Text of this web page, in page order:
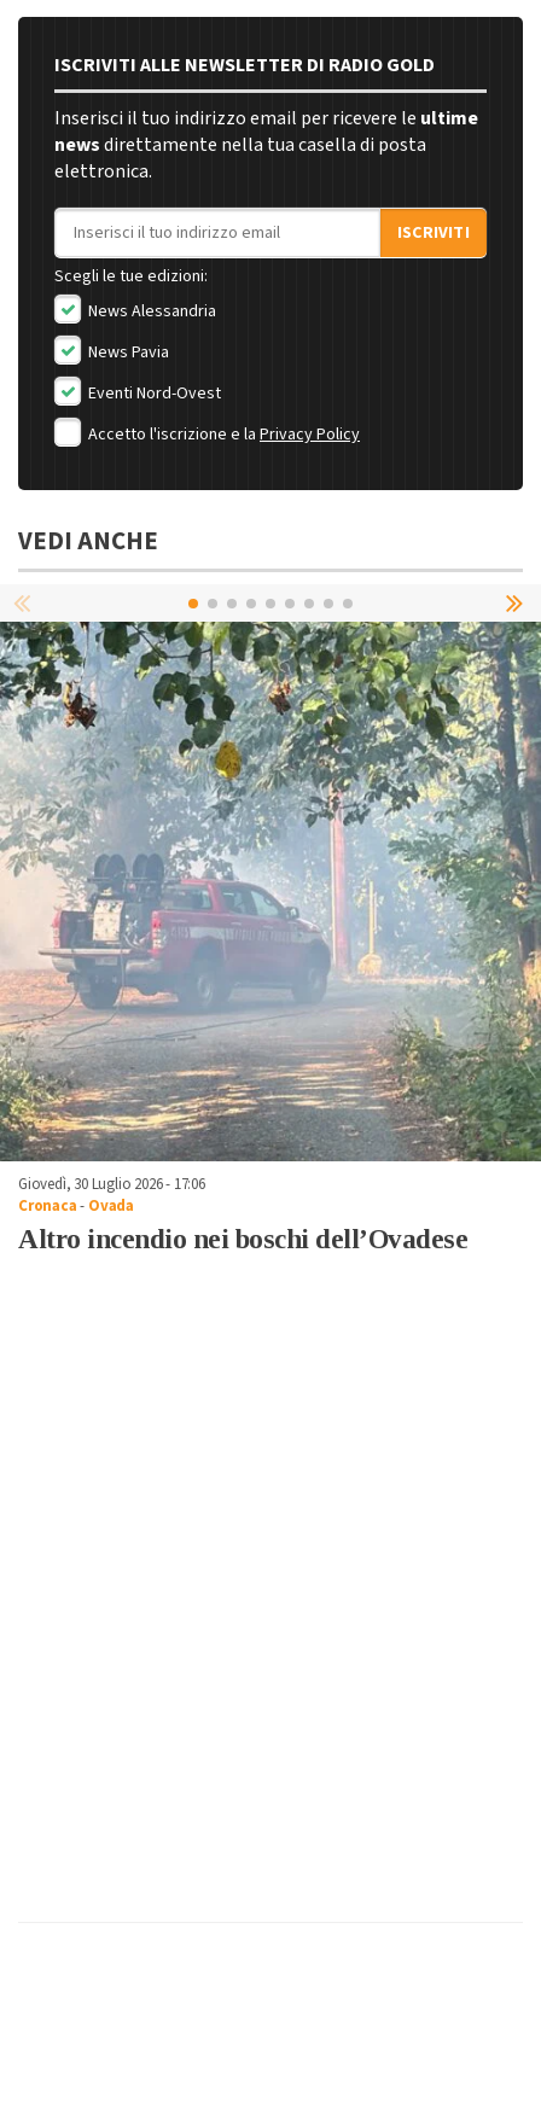
ISCRIVITI ALLE NEWSLETTER DI RADIO GOLD
Inserisci il tuo indirizzo email per ricevere le ultime
newsdirettamente nella tua casella di posta
elettronica.
Indirizzo email
ISCRIVITI
Scegli le tue edizioni:
News Alessandria
News Pavia
Eventi Nord-Ovest
Accetto l'iscrizione e la Privacy Policy
VEDI ANCHE
Giovedì, 30 Luglio 2026 - 17:06
Cronaca- Ovada
Altro incendio nei boschi dell’Ovadese